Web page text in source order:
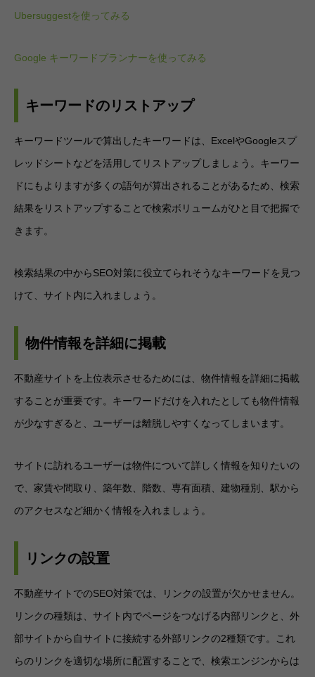
Ubersuggestを使ってみる
Google キーワードプランナーを使ってみる
キーワードのリストアップ
キーワードツールで算出したキーワードは、ExcelやGoogleスプ
レッドシートなどを活用してリストアップしましょう。キーワー
ドにもよりますが多くの語句が算出されることがあるため、検索
結果をリストアップすることで検索ボリュームがひと目で把握で
きます。
検索結果の中からSEO対策に役立てられそうなキーワードを見つ
けて、サイト内に入れましょう。
物件情報を詳細に掲載
不動産サイトを上位表示させるためには、物件情報を詳細に掲載
することが重要です。キーワードだけを入れたとしても物件情報
が少なすぎると、ユーザーは離脱しやすくなってしまいます。
サイトに訪れるユーザーは物件について詳しく情報を知りたいの
で、家賃や間取り、築年数、階数、専有面積、建物種別、駅から
のアクセスなど細かく情報を入れましょう。
リンクの設置
不動産サイトでのSEO対策では、リンクの設置が欠かせません。
リンクの種類は、サイト内でページをつなげる内部リンクと、外
部サイトから自サイトに接続する外部リンクの2種類です。これ
らのリンクを適切な場所に配置することで、検索エンジンからは